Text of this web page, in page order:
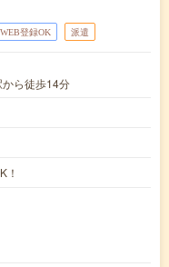
WEB登録OK 派遣
ら徒歩14分
！